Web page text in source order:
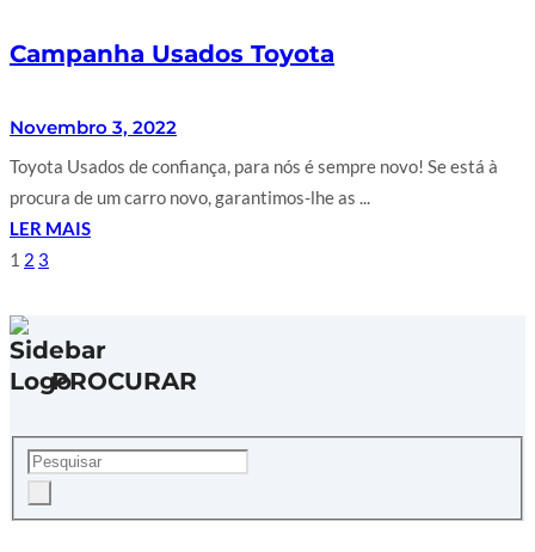
Campanha Usados Toyota
Novembro 3, 2022
Toyota Usados de confiança, para nós é sempre novo! Se está à
procura de um carro novo, garantimos-lhe as ...
LER MAIS
1 2 3
PROCURAR